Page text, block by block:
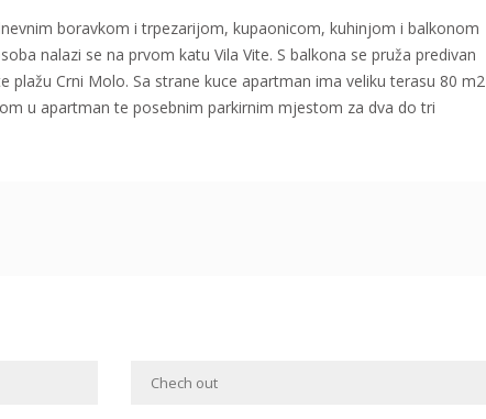
boravkom i trpezarijom, kupaonicom, kuhinjom i balkonom
nalazi se na prvom katu Vila Vite. S balkona se pruža predivan
plažu Crni Molo. Sa strane kuce apartman ima veliku terasu 80 m2
u apartman te posebnim parkirnim mjestom za dva do tri